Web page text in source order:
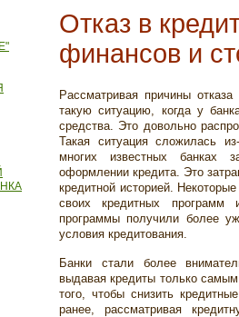
Отказ в
финансов и
Рассматривая причины
такую ситуацию, когда у
средства. Это довольно
Такая ситуация сложилась
многих известных банках
оформлении кредита. Это
кредитной историей.
своих кредитных программ
программы получили более
условия кредитования.
Банки стали более
выдавая кредиты только
того, чтобы снизить
ранее, рассматривая